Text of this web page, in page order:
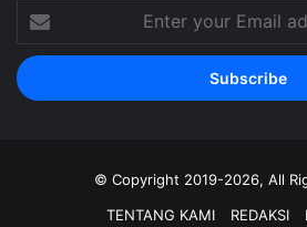
your
Email
address
© Copyright 2019-2026, All
TENTANG KAMI
REDAKSI